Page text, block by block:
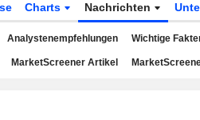
Charts Nachrichten
Analystenempfehlungen Wichtige
MarketScreener Artikel